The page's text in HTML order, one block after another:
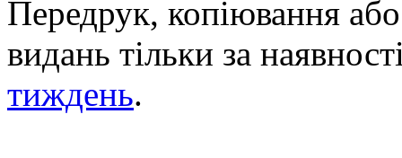
Передрук, копіювання
видань тільки за
тиждень.